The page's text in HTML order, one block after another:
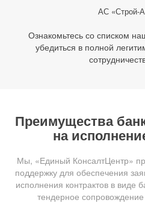
АС «Строй-
Ознакомьтесь со списком
убедиться в полной
Преимущества
на
Мы, «Единый КонсалтЦентр»
поддержку для обеспечения
исполнения контрактов в виде
тендерное сопровождение